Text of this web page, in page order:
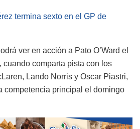
termina sexto en el GP de
ver en acción a Pato O’Ward el
cuando comparta pista con los
Lando Norris y Oscar Piastri,
competencia principal el domingo